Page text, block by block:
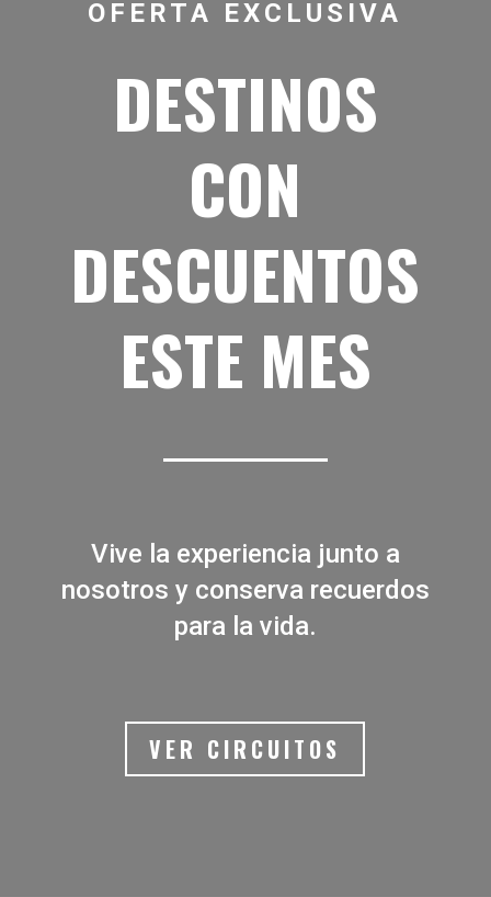
OFERTA EXCLUSIVA
DESTINOS
CON
DESCUENTOS
ESTE MES
Vive la experiencia junto a
nosotros y conserva recuerdos
para la vida.
VER CIRCUITOS